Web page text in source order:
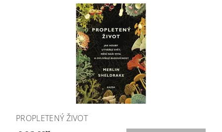
PROPLETENÝ ŽIVOT